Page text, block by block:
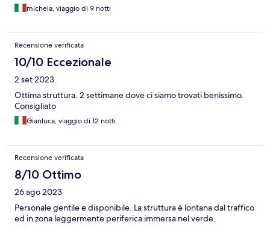
michela, viaggio di 9 notti
Recensione verificata
10/10 Eccezionale
2 set 2023
Ottima struttura. 2 settimane dove ci siamo trovati benissimo.
Consigliato
Gianluca, viaggio di 12 notti
Recensione verificata
8/10 Ottimo
26 ago 2023
Personale gentile e disponibile. La struttura è lontana dal traffico
ed in zona leggermente periferica immersa nel verde.